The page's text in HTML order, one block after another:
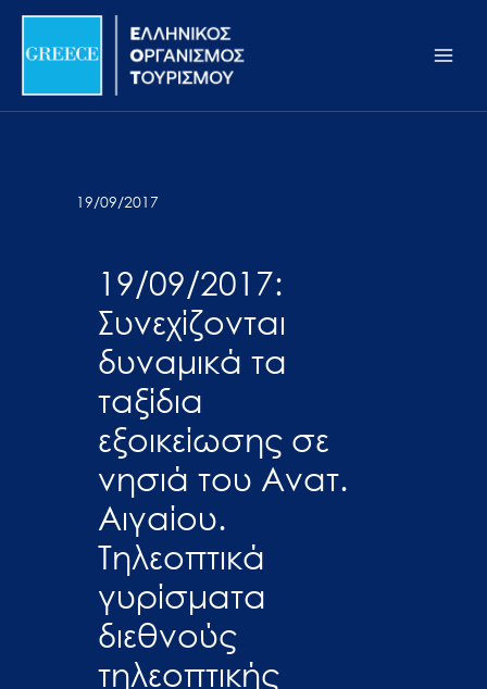
Σημείωση:
ιστότοπος
προσβασιμότητας.
Μετάβαση
περιεχόμενο
19/09/2017
19/09/2017:
Συνεχίζονται
δυναμικά τα
ταξίδια
εξοικείωσης σε
νησιά του Ανατ.
Αιγαίου.
Τηλεοπτικά
γυρίσματα
διεθνούς
τηλεοπτικής